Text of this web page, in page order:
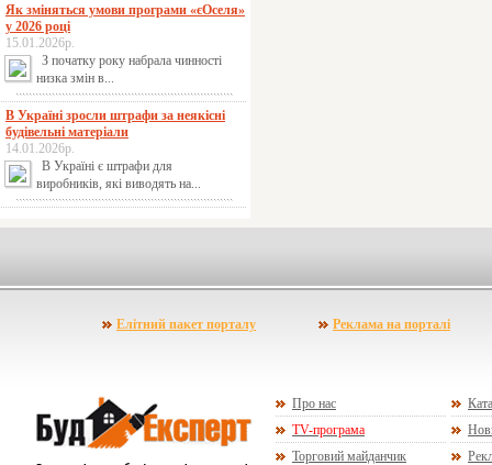
Як зміняться умови програми «єОселя»
у 2026 році
15.01.2026р.
З початку року набрала чинності
низка змін в...
В Україні зросли штрафи за неякісні
будівельні матеріали
14.01.2026р.
В Україні є штрафи для
виробників, які виводять на...
Елітний пакет порталу Реклама на порталі
Про нас
TV-програма
Торговий майданчик